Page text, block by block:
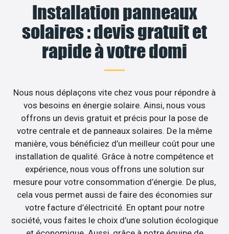
Installation panneaux
solaires : devis gratuit et
rapide à votre domi
Nous nous déplaçons vite chez vous pour répondre à
vos besoins en énergie solaire. Ainsi, nous vous
offrons un devis gratuit et précis pour la pose de
votre centrale et de panneaux solaires. De la même
manière, vous bénéficiez d’un meilleur coût pour une
installation de qualité. Grâce à notre compétence et
expérience, nous vous offrons une solution sur
mesure pour votre consommation d’énergie. De plus,
cela vous permet aussi de faire des économies sur
votre facture d’électricité. En optant pour notre
société, vous faites le choix d’une solution écologique